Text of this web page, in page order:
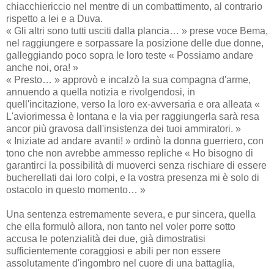
chiacchiericcio nel mentre di un combattimento, al contrario
rispetto a lei e a Duva.
« Gli altri sono tutti usciti dalla plancia… » prese voce Bema,
nel raggiungere e sorpassare la posizione delle due donne,
galleggiando poco sopra le loro teste « Possiamo andare
anche noi, ora! »
« Presto… » approvò e incalzò la sua compagna d'arme,
annuendo a quella notizia e rivolgendosi, in
quell'incitazione, verso la loro ex-avversaria e ora alleata «
L'aviorimessa è lontana e la via per raggiungerla sarà resa
ancor più gravosa dall'insistenza dei tuoi ammiratori. »
« Iniziate ad andare avanti! » ordinò la donna guerriero, con
tono che non avrebbe ammesso repliche « Ho bisogno di
garantirci la possibilità di muoverci senza rischiare di essere
bucherellati dai loro colpi, e la vostra presenza mi è solo di
ostacolo in questo momento… »
Una sentenza estremamente severa, e pur sincera, quella
che ella formulò allora, non tanto nel voler porre sotto
accusa le potenzialità dei due, già dimostratisi
sufficientemente coraggiosi e abili per non essere
assolutamente d'ingombro nel cuore di una battaglia,